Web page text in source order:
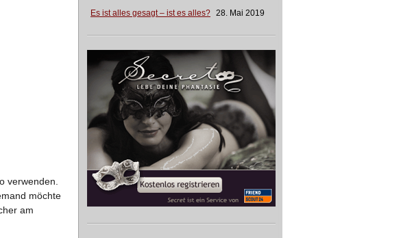
Es ist alles gesagt – ist es alles? 28. Mai 2019
verwenden.
möchte
am